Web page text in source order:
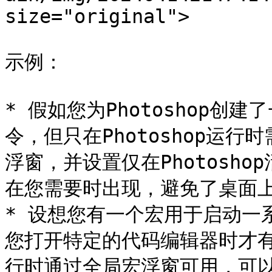
size="original">
示例：
* 假如您为Photoshop创建了
令，但只在Photoshop运行时
浮窗，并设置仅在Photoshop
在您需要时出现，避免了桌面
* 设想您有一个宏用于启动一
您打开特定的代码编辑器时才
行时通过全局宏浮窗可用，可